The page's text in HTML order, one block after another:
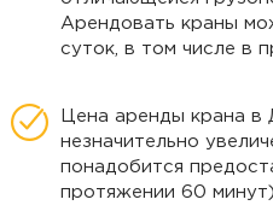
Арендовать краны
суток, в том числе в
Цена аренды крана
незначительно
понадобится
протяжении 60 минут).